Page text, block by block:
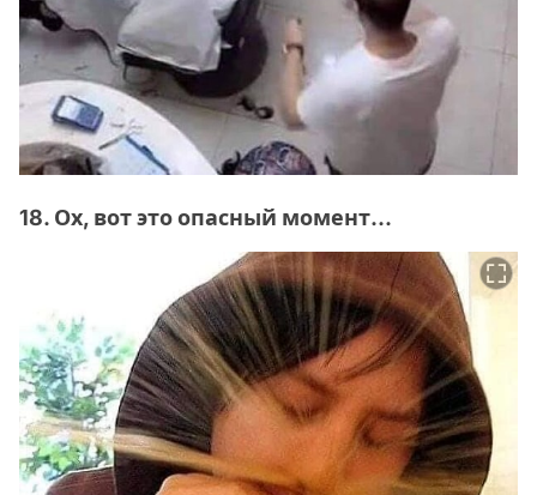
18. Ох, вот это опасный момент...